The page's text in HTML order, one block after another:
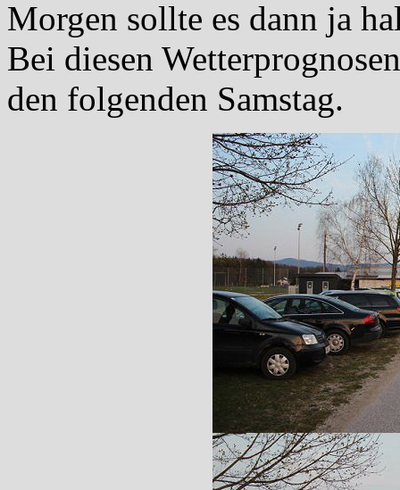
Morgen sollte es dann ja
Bei diesen
den folgenden Samstag.